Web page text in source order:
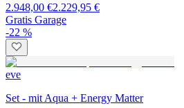
2.948,00 €2.229,95 €
Gratis Garage
-22 %
eve
Set - mit Aqua + Energy Matter